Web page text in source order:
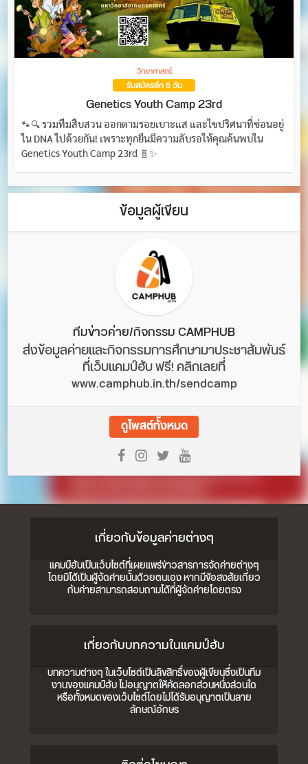
วิทยาศาสตร์
รับสมัครอีก 5 วัน
Genetics Youth Camp 23rd
🐾🔍 รวมทีมสืบสวน ออกตามรอยเบาะแส และไขปริศนาที่ซ่อนอยู่
ใน DNA ไปด้วยกัน! เพราะทุกยีนมีความลับรอให้คุณค้นพบใน
Genetics Youth Camp 23rd 🧬✨
ข้อมูลผู้เขียน
ทีมข่าวค่าย/กิจกรรม CAMPHUB
ส่งข้อมูลค่ายและกิจกรรมการศึกษามาประชาสัมพันธ์
ที่เว็บแคมป์ฮับ ฟรี! คลิกเลยที่
www.camphub.in.th/sendcamp
ดูโพสต์ทั้งหมด
เกี่ยวกับข้อมูลค่ายต่างๆ
แคมป์ฮับเป็นเว็บไซต์ที่เผยแพร่ข่าวสารการจัดค่ายต่างๆ
โดยมิได้เป็นผู้จัดค่ายนั้นด้วยตนเอง หากมีข้อสงสัยเกี่ยว
กับค่ายสามารถสอบถามได้ที่ผู้จัดค่ายโดยตรง
เกี่ยวกับบทความในแคมป์ฮับ
บทความต่างๆ ในเว็บไซต์เป็นลิขสิทธิ์ของผู้เขียนซึ่งเป็นทีม
งานของแคมป์ฮับ ไม่อนุญาตให้คัดลอกส่วนหนึ่งส่วนใด
หรือทั้งหมดของเว็บไซต์โดยไม่ได้รับอนุญาตเป็นลาย
ลักษณ์อักษร